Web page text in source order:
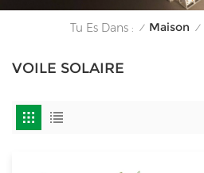
Tu Es Dans : / Maison /
VOILE SOLAIRE